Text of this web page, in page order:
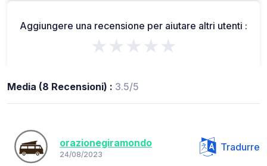
Aggiungere una recensione per aiutare altri utenti :
★★★★★
Media (8 Recensioni) : 3.5/5
orazionegiramondo
24/08/2023
Tradurre